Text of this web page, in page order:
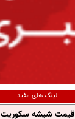
لینک های مفید
قیمت شیشه سکوریت